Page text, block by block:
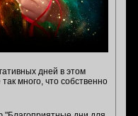
дней в этом
много, что собственно